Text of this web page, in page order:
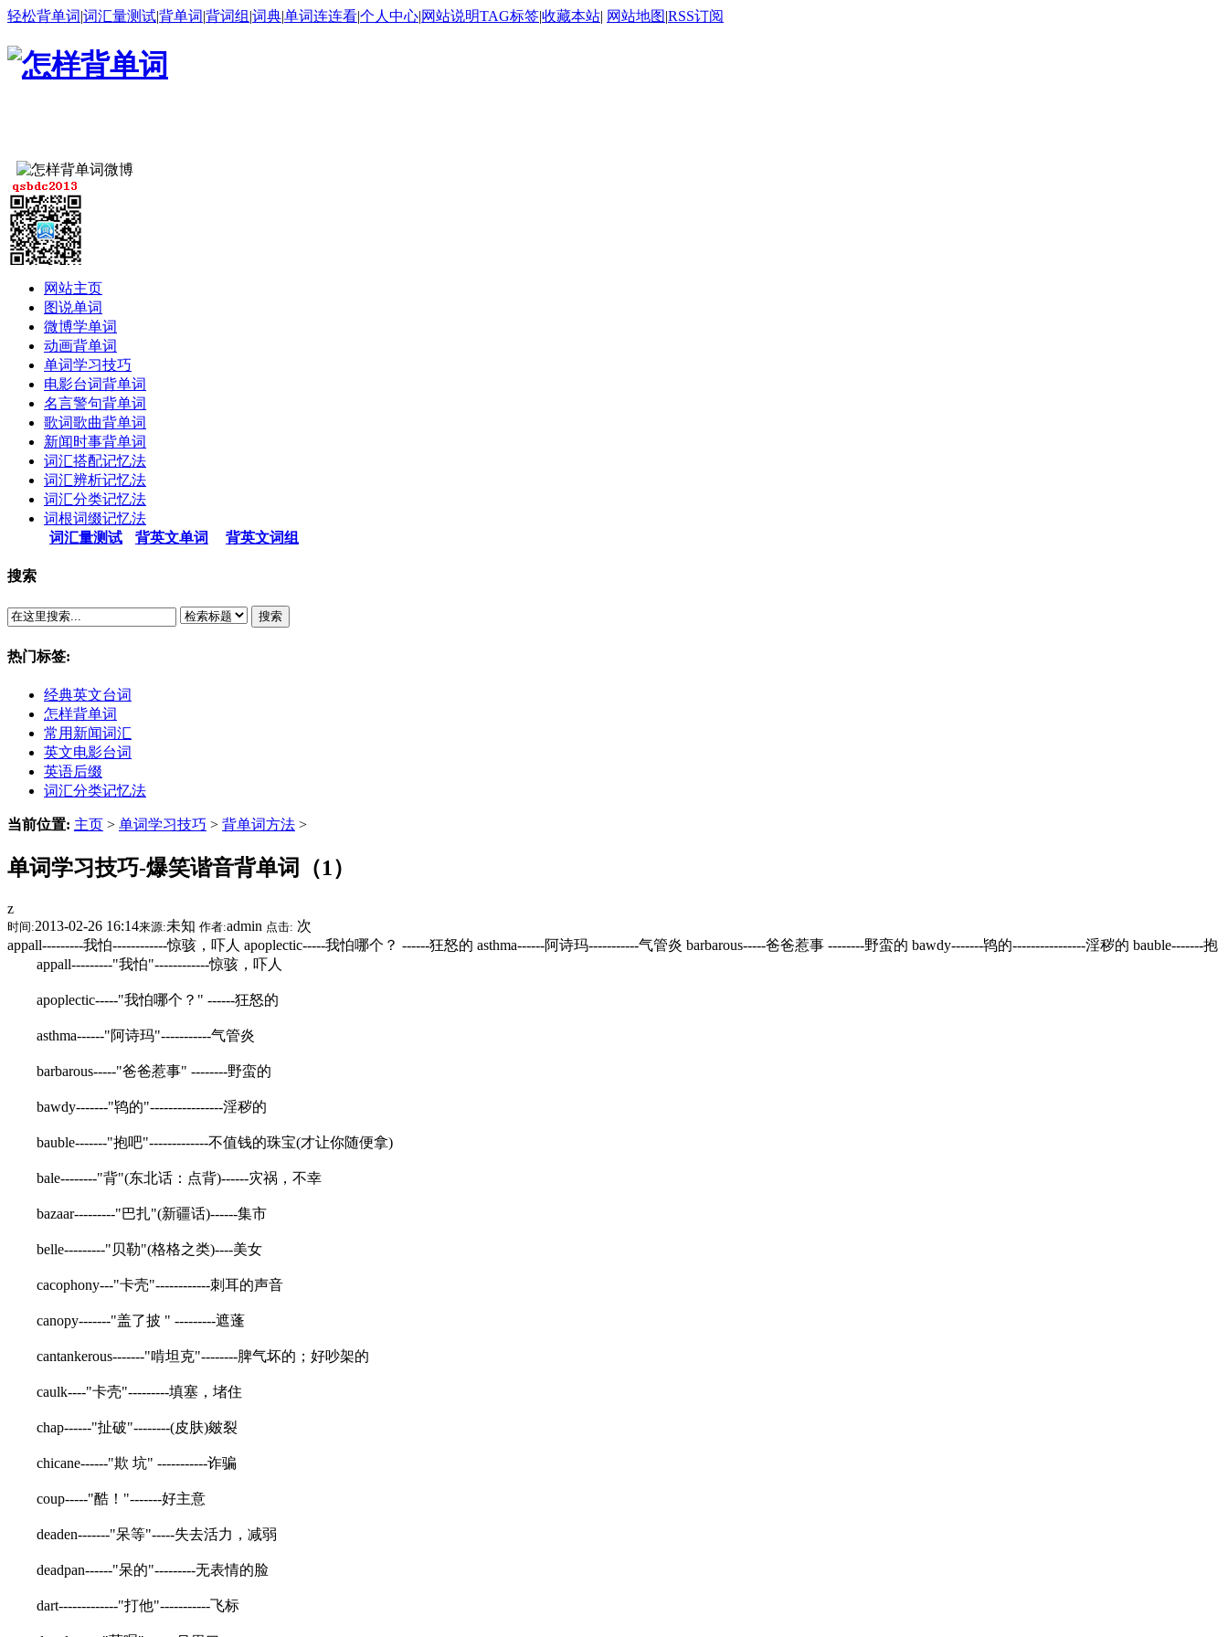
轻松背单词|词汇量测试|背单词|背词组 |词典|单词连连看|个人中心|网站说明TAG标签|收藏本站| 网站地图|RSS订阅
网站主页
图说单词
微博学单词
动画背单词
单词学习技巧
电影台词背单词
名言警句背单词
歌词歌曲背单词
新闻时事背单词
词汇搭配记忆法
词汇辨析记忆法
词汇分类记忆法
词根词缀记忆法
词汇量测试
背英文单词 背英文词组
搜索
搜索
热门标签:
经典英文台词
怎样背单词
常用新闻词汇
英文电影台词
英语后缀
词汇分类记忆法
当前位置: 主页 > 单词学习技巧 > 背单词方法 >
单词学习技巧-爆笑谐音背单词（1）
z
时间:2013-02-26 16:14来源:未知 作者:admin 点击: 次
appall---------我怕------------惊骇，吓人 apoplectic-----我怕哪个？ ------狂怒的 asthma------阿诗玛-----------气管炎 barbarous-----爸爸惹事 --------野蛮的 bawdy-------鸨的----------------淫秽的 bauble-------抱
appall---------"我怕"------------惊骇，吓人
apoplectic-----"我怕哪个？" ------狂怒的
asthma------"阿诗玛"-----------气管炎
barbarous-----"爸爸惹事" --------野蛮的
bawdy-------"鸨的"----------------淫秽的
bauble-------"抱吧"-------------不值钱的珠宝(才让你随便拿)
bale--------"背"(东北话：点背)------灾祸，不幸
bazaar---------"巴扎"(新疆话)------集市
belle---------"贝勒"(格格之类)----美女
cacophony---"卡壳"------------刺耳的声音
canopy-------"盖了披 " ---------遮蓬
cantankerous-------"啃坦克"--------脾气坏的；好吵架的
caulk----"卡壳"---------填塞，堵住
chap------"扯破"--------(皮肤)皴裂
chicane------"欺 坑" -----------诈骗
coup-----"酷！"-------好主意
deaden-------"呆等"-----失去活力，减弱
deadpan------"呆的"---------无表情的脸
dart-------------"打他"-----------飞标